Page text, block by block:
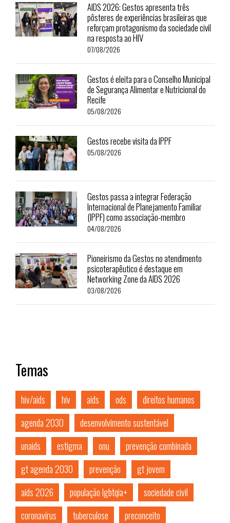
AIDS 2026: Gestos apresenta três
pôsteres de experiências brasileiras que
reforçam protagonismo da sociedade civil
na resposta ao HIV
07/08/2026
Gestos é eleita para o Conselho Municipal
de Segurança Alimentar e Nutricional do
Recife
05/08/2026
Gestos recebe visita da IPPF
05/08/2026
Gestos passa a integrar Federação
Internacional de Planejamento Familiar
(IPPF) como associação-membro
04/08/2026
Pioneirismo da Gestos no atendimento
psicoterapêutico é destaque em
Networking Zone da AIDS 2026
03/08/2026
Temas
hiv/aids hiv aids ods
direitos humanos
agenda 2030
desenvolvimento sustentável
unaids
estigma onu
prevenção combinada
gt agenda 2030
prevenção
gt jovem
aids 2026
população lgbtqia+
sociedade civil
coronavírus
tuberculose preconceito